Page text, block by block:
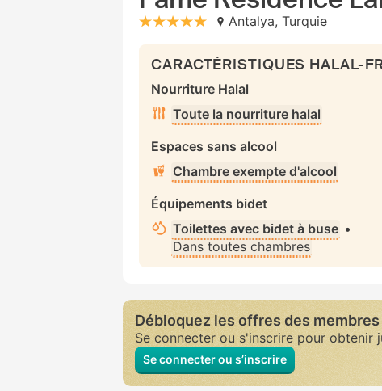
stars: 5
Antalya, Turquie
CARACTÉRISTIQUES HALAL-
Nourriture Halal
Toute la nourriture halal
Espaces sans alcool
Chambre exempte d'alcool
Équipements bidet
Toilettes avec bidet à buse •
Dans toutes chambres
Débloquez les offres des membres
Se connecter ou s'inscrire pour obtenir
Se connecter ou s’inscrire